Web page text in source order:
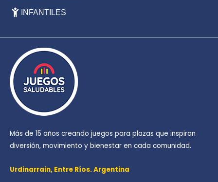
INFANTILES
Más de 15 años creando juegos para plazas que inspiran
diversión, movimiento y bienestar en cada comunidad.
Urdinarrain, Entre Ríos. Argentina